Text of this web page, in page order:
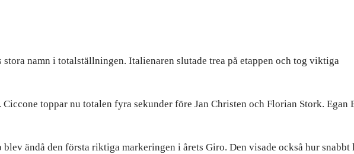
namn i totalställningen. Italienaren slutade trea på etappen och tog viktiga
toppar nu totalen fyra sekunder före Jan Christen och Florian Stork. Egan
ändå den första riktiga markeringen i årets Giro. Den visade också hur snabbt